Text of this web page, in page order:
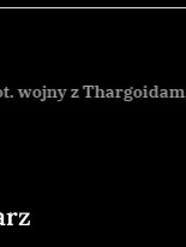
wojny z